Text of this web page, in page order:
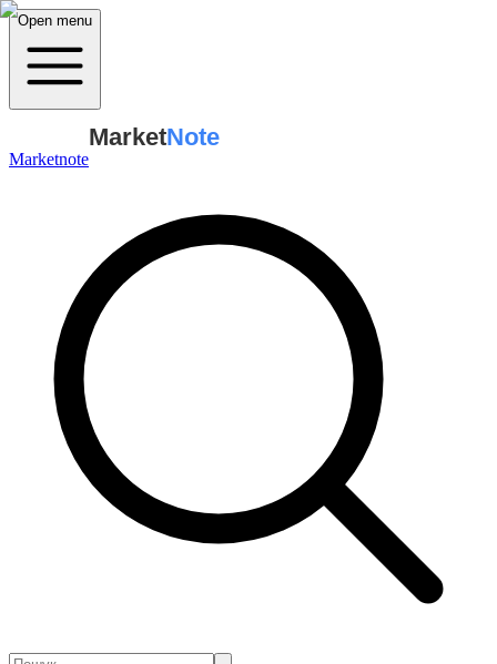
Open menu
Marketnote
MarketNote